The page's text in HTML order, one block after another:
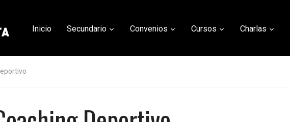
Inicio Secundario Convenios Cursos Charlas